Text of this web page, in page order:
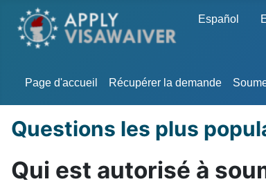
Sélectionnez
Español
Page d'accueil Récupérer la demande
Questions les plus
Qui est autorisé à